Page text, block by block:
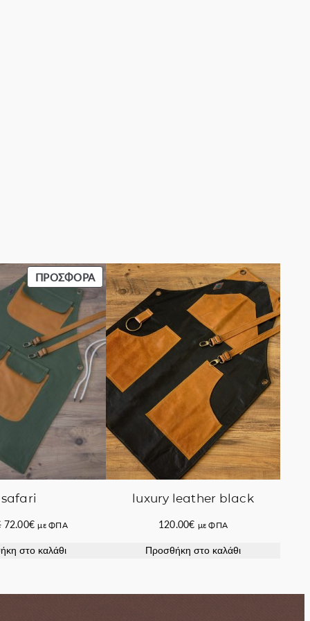
ΠΡΟΣΦΟΡΆΠΡΟΪΌΝ
ΣΕ
ΠΡΟΣΦΟΡΆ
safari
Original
was:
72.00€Η
τιμή
με ΦΠΑ
στο καλάθι
luxury leather black
120.00€ με ΦΠΑ
Προσθήκη στο καλάθι